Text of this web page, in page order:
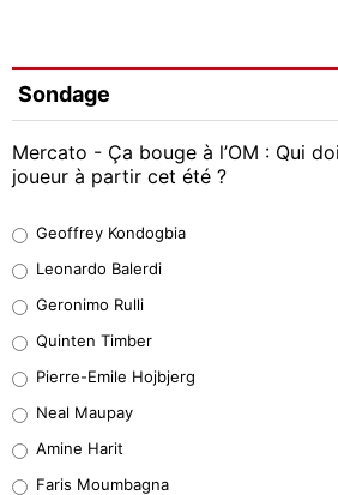
Sondage
Mercato - Ça bouge à l’OM : Qui
joueur à partir cet été ?
38%
32%
5%
1%
Geoffrey Kondogbia
Leonardo Balerdi
Geronimo Rulli
Quinten Timber
Pierre-Emile Hojbjerg
Neal Maupay
Amine Harit
Faris Moumbagna